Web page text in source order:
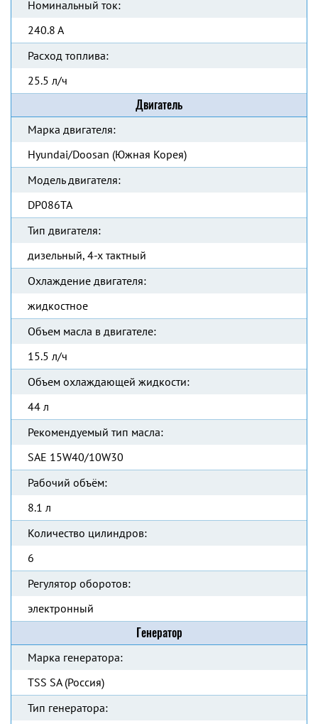
Номинальный ток:
240.8 А
Расход топлива:
25.5 л/ч
Двигатель
Марка двигателя:
Hyundai/Doosan (Южная Корея)
Модель двигателя:
DP086TA
Тип двигателя:
дизельный, 4-х тактный
Охлаждение двигателя:
жидкостное
Объем масла в двигателе:
15.5 л/ч
Объем охлаждающей жидкости:
44 л
Рекомендуемый тип масла:
SAE 15W40/10W30
Рабочий объём:
8.1 л
Количество цилиндров:
6
Регулятор оборотов:
электронный
Генератор
Марка генератора:
TSS SA (Россия)
Тип генератора: